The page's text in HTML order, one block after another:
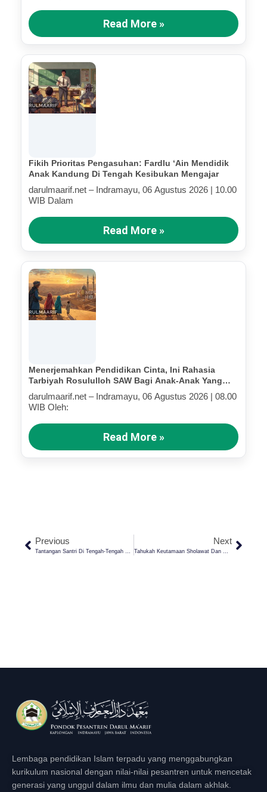
Read More »
Fikih Prioritas Pengasuhan: Fardlu ‘Ain Mendidik
Anak Kandung Di Tengah Kesibukan Mengajar
darulmaarif.net – Indramayu, 06 Agustus 2026 | 10.00
WIB Dalam
Read More »
Menerjemahkan Pendidikan Cinta, Ini Rahasia
Tarbiyah Rosululloh SAW Bagi Anak-Anak Yang
Terluka (Bagian IV)
darulmaarif.net – Indramayu, 06 Agustus 2026 | 08.00
WIB Oleh:
Read More »
Previous
Tantangan Santri Di Tengah-Tengah Gempuran Era Disrupsi
Next
Tahukah Keutamaan Sholawat Dan Makna Alloh Bersholawat Kepada Hamba-Nya?
Lembaga pendidikan Islam terpadu yang menggabungkan
kurikulum nasional dengan nilai-nilai pesantren untuk mencetak
generasi yang unggul dalam ilmu dan mulia dalam akhlak.